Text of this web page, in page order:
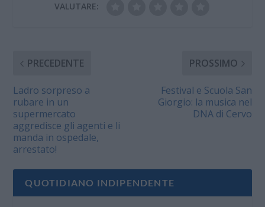
VALUTARE:
PRECEDENTE
Ladro sorpreso a
rubare in un
supermercato
aggredisce gli agenti e li
manda in ospedale,
arrestato!
PROSSIMO
Festival e Scuola San
Giorgio: la musica nel
DNA di Cervo
QUOTIDIANO INDIPENDENTE